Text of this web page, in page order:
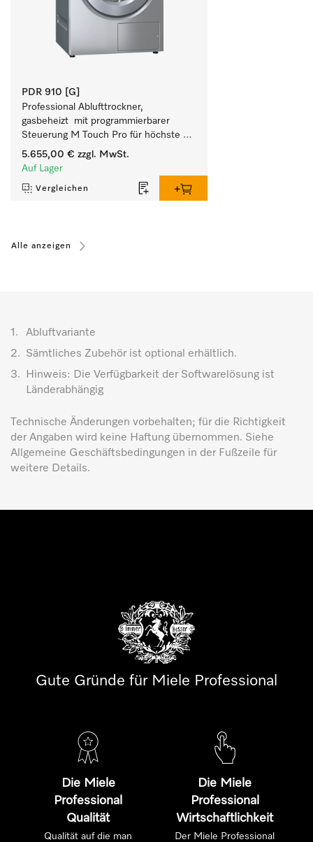
PDR 910 [G]
Professional Ablufttrockner,
gasbeheizt  mit programmierbarer
Steuerung M Touch Pro für höchste
Flexibilität.
5.655,00 € zzgl. MwSt.
Auf Lager
Vergleichen
Alle anzeigen
1.
Abluftvariante
2.
Sämtliches Zubehör ist optional erhältlich.
3.
Hinweis: Die Verfügbarkeit der Softwarelösung ist
Länderabhängig
Technische Änderungen vorbehalten; für die Richtigkeit
der Angaben wird keine Haftung übernommen. Siehe
Allgemeine Geschäftsbedingungen in der Fußzeile für
weitere Details.
Gute Gründe für Miele Professional
Die Miele
Professional
Qualität
Qualität auf die man
Die Miele
Professional
Wirtschaftlichkeit
Der Miele Professional